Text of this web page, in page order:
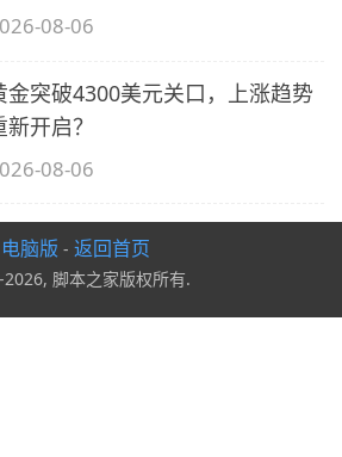
08-06
金突破4300美元关口，上涨趋势
新开启？
08-06
电脑版 - 返回首页
脚本之家版权所有.